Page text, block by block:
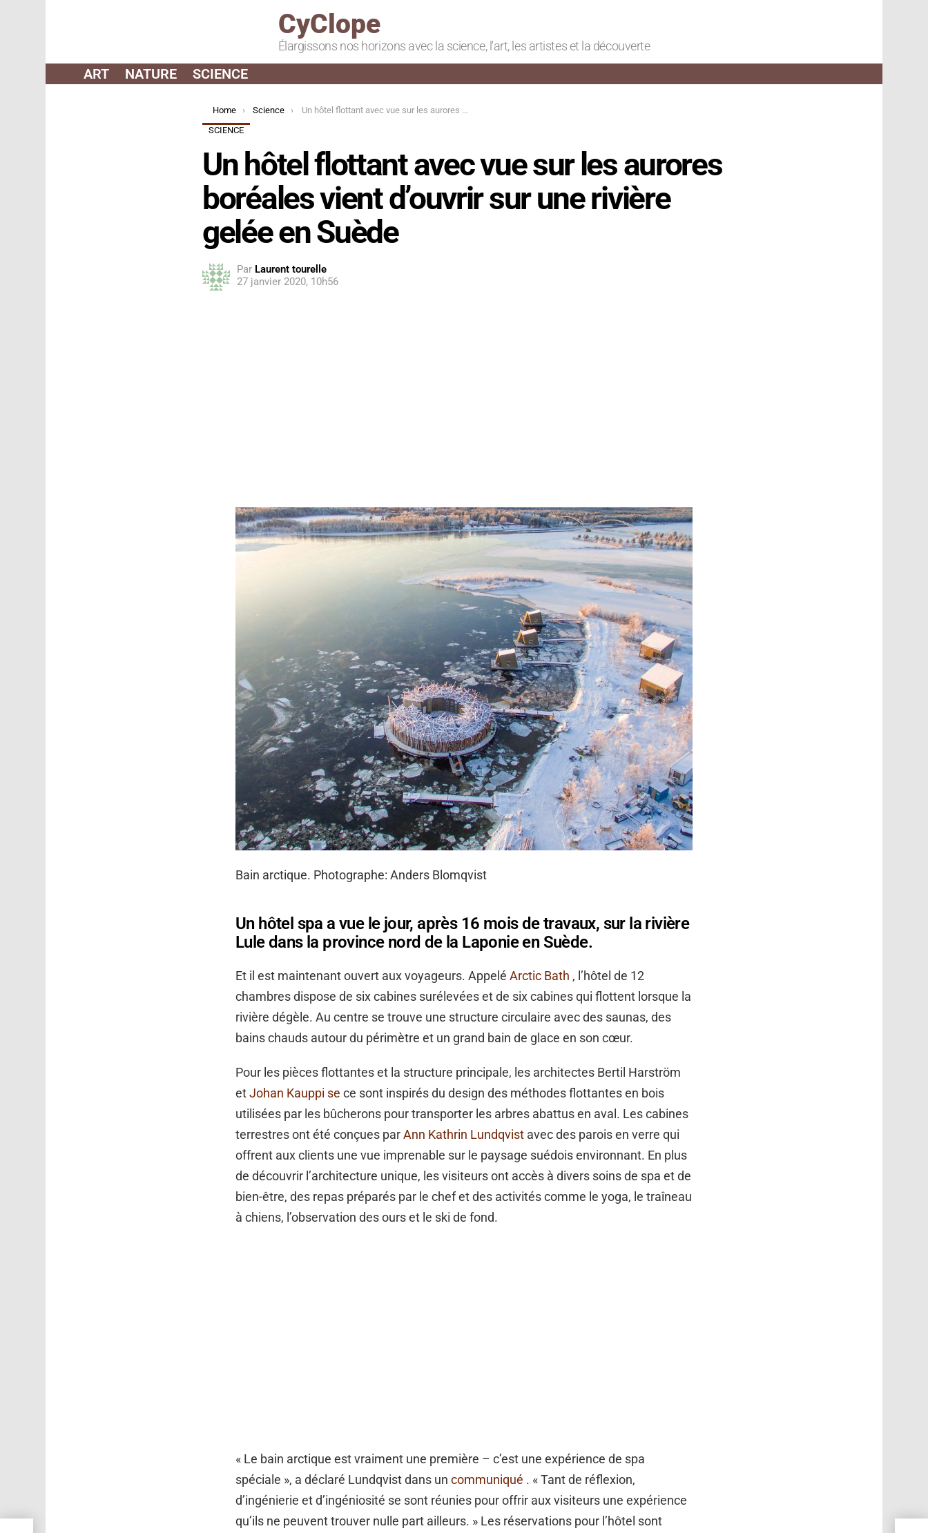
CyClope
Élargissons nos horizons avec la science, l'art, les artistes et la découverte
ART NATURE SCIENCE
You are here:
Home Science
Un hôtel flottant avec vue sur les aurores boréales vient d’ouvrir sur une rivière gelée en Suède
SCIENCE
Un hôtel flottant avec vue sur les aurores
boréales vient d’ouvrir sur une rivière
gelée en Suède
Par Laurent tourelle
27 janvier 2020, 10h56
Bain arctique. Photographe: Anders Blomqvist
Un hôtel spa a vue le jour, après 16 mois de travaux, sur la rivière
Lule dans la province nord de la Laponie en Suède.
Et il est maintenant ouvert aux voyageurs. Appelé Arctic Bath , l’hôtel de 12
chambres dispose de six cabines surélevées et de six cabines qui flottent lorsque la
rivière dégèle. Au centre se trouve une structure circulaire avec des saunas, des
bains chauds autour du périmètre et un grand bain de glace en son cœur.
Pour les pièces flottantes et la structure principale, les architectes Bertil Harström
etJohan Kauppi se ce sont inspirés du design des méthodes flottantes en bois
utilisées par les bûcherons pour transporter les arbres abattus en aval. Les cabines
terrestres ont été conçues parAnn Kathrin Lundqvist avec des parois en verre qui
offrent aux clients une vue imprenable sur le paysage suédois environnant. En plus
de découvrir l’architecture unique, les visiteurs ont accès à divers soins de spa et de
bien-être, des repas préparés par le chef et des activités comme le yoga, le traîneau
à chiens, l’observation des ours et le ski de fond.
« Le bain arctique est vraiment une première – c’est une expérience de spa
spéciale », a déclaré Lundqvist dans un communiqué . « Tant de réflexion,
d’ingénierie et d’ingéniosité se sont réunies pour offrir aux visiteurs une expérience
qu’ils ne peuvent trouver nulle part ailleurs. » Les réservations pour l’hôtel sont